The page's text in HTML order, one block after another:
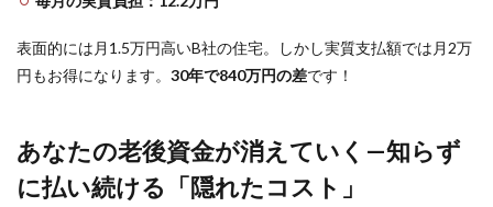
計算
今す
行動
—質
問リ
表面的には月1.5万円高いB社の住宅。しかし実質支払額では月2万
円もお得になります。 30年で840万円の差です！
あなたの老後資金が消えていく—知らず
に払い続ける「隠れたコスト」